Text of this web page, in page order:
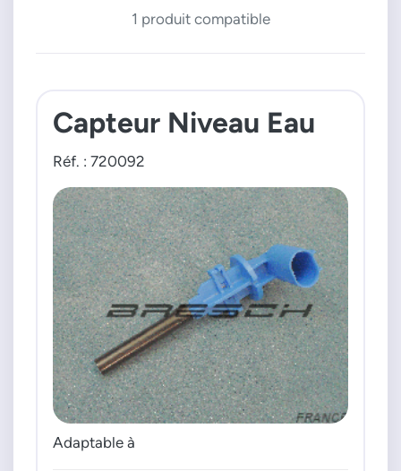
1 produit compatible
Capteur Niveau Eau
Réf. : 720092
Adaptable à